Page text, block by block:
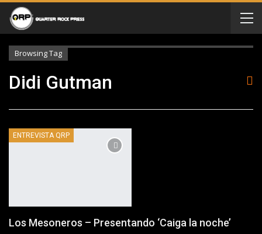
Browsing Tag
Didi Gutman
ENTREVISTA QRP
Los Mesoneros – Presentando ‘Caiga la noche’